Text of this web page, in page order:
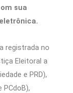
sua
registrada no
Eleitoral a
e PRD),
PCdoB),